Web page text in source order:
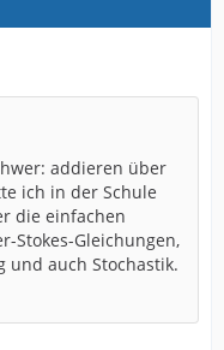
addieren über
ich in der Schule
die einfachen
Stokes-Gleichungen,
und auch Stochastik.